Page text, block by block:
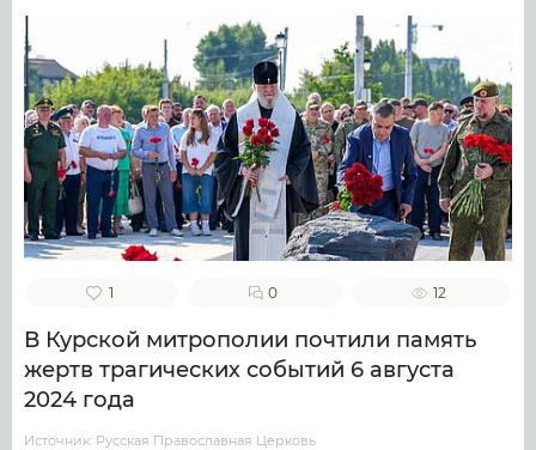
1 0 12
В Курской митрополии почтили память
жертв трагических событий 6 августа
2024 года
Источник: Русская Православная Церковь